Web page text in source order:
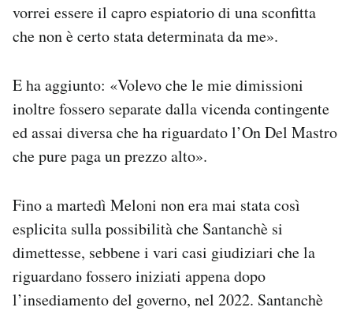
vorrei essere il capro espiatorio di una sconfitta
che non è certo stata determinata da me».
E ha aggiunto: «Volevo che le mie dimissioni
inoltre fossero separate dalla vicenda contingente
ed assai diversa che ha riguardato l’On Del Mastro
che pure paga un prezzo alto».
Fino a martedì Meloni non era mai stata così
esplicita sulla possibilità che Santanchè si
dimettesse, sebbene i vari casi giudiziari che la
riguardano fossero iniziati appena dopo
l’insediamento del governo, nel 2022. Santanchè